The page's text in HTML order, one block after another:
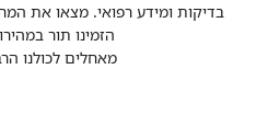
בדיקות ומידע רפואי. מצאו את
הזמינו תור
מאחלים לכולנו